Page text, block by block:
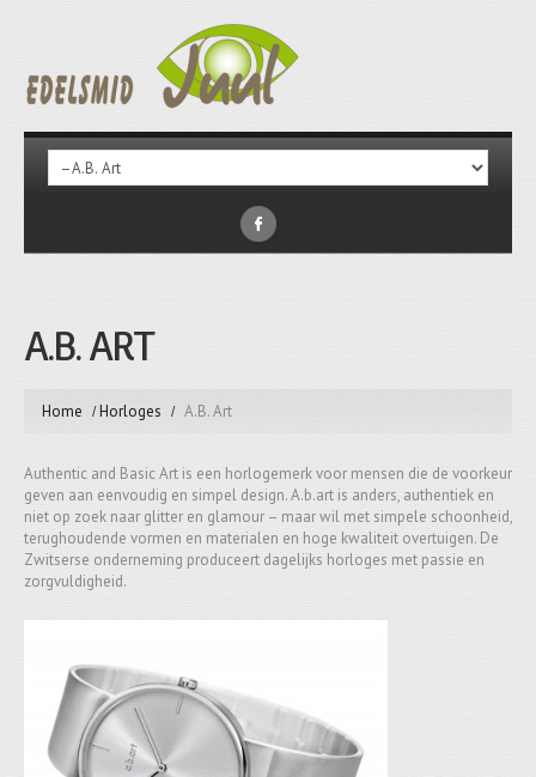
A.B. ART
Home Horloges A.B. Art
Authentic and Basic Art is een horlogemerk voor mensen die de voorkeur
geven aan eenvoudig en simpel design. A.b.art is anders, authentiek en
niet op zoek naar glitter en glamour – maar wil met simpele schoonheid,
terughoudende vormen en materialen en hoge kwaliteit overtuigen. De
Zwitserse onderneming produceert dagelijks horloges met passie en
zorgvuldigheid.